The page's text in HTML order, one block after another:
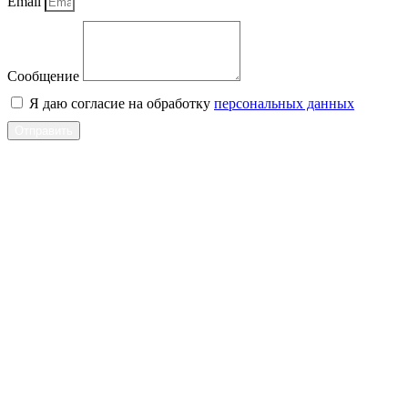
Сообщение
Я даю согласие на обработку персональных данных